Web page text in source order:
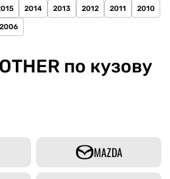
2014 2013 2012 2011 2010
2006
по кузову
MAZDA